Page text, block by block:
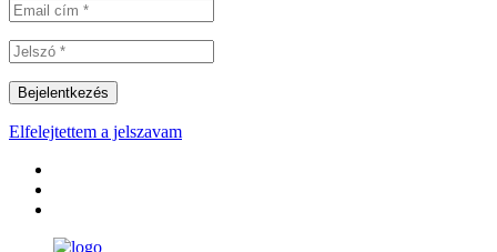
Elfelejtettem a jelszavam